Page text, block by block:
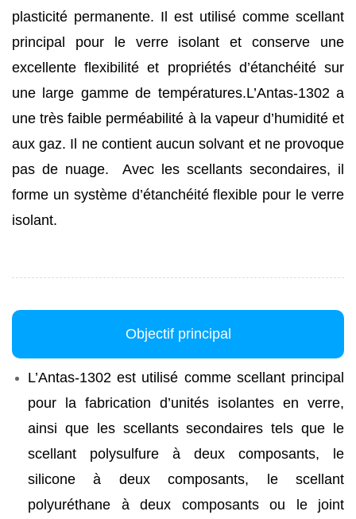
plasticité permanente. Il est utilisé comme scellant
principal pour le verre isolant et conserve une
excellente flexibilité et propriétés d’étanchéité sur
une large gamme de températures.L’Antas-1302 a
une très faible perméabilité à la vapeur d’humidité et
aux gaz. Il ne contient aucun solvant et ne provoque
pas de nuage. Avec les scellants secondaires, il
forme un système d’étanchéité flexible pour le verre
isolant.
Objectif principal
L’Antas-1302 est utilisé comme scellant principal
pour la fabrication d’unités isolantes en verre,
ainsi que les scellants secondaires tels que le
scellant polysulfure à deux composants, le
silicone à deux composants, le scellant
polyuréthane à deux composants ou le joint